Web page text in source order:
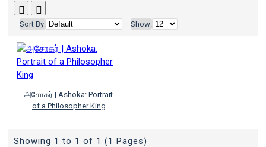
Sort By: Show:
அசோகர் | Ashoka: Portrait
of a Philosopher King
Showing 1 to 1 of 1 (1 Pages)